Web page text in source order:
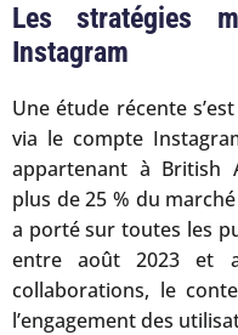
Les stratégies
Instagram
Une étude récente
via le compte
appartenant à British
plus de 25 % du
a porté sur toutes les
entre août 2023 et
collaborations, le
l’engagement des